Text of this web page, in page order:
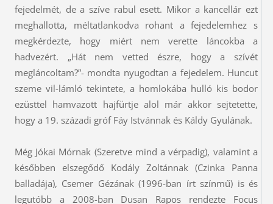
fejedelmét, de a szíve rabul esett. Mikor a kancellár ezt
meghallotta, méltatlankodva rohant a fejedelemhez s
megkérdezte, hogy miért nem verette láncokba a
hadvezért. „Hát nem vetted észre, hogy a szívét
megláncoltam?”- mondta nyugodtan a fejedelem. Huncut
szeme vil-lámló tekintete, a homlokába hulló kis bodor
ezüsttel hamvazott hajfürtje alol már akkor sejtetette,
hogy a 19. századi gróf Fáy Istvánnak és Káldy Gyulának.
Még Jókai Mórnak (Szeretve mind a vérpadig), valamint a
későbben elszegődő Kodály Zoltánnak (Czinka Panna
balladája), Csemer Gézának (1996-ban írt színmű) is és
legutóbb a 2008-ban Dusan Rapos rendezte Focus